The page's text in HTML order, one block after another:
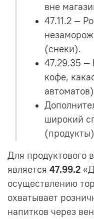
вне
47.11.2 —
(снеки).
47.29.35 —
кофе,
широкий
Для продуктового
является 47.99.2
осуществлению
охватывает
напитков через